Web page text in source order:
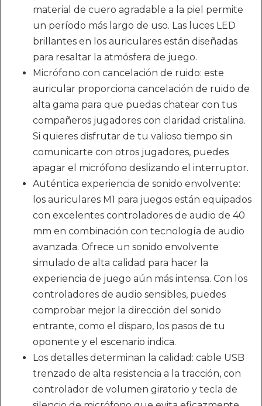
material de cuero agradable a la piel permite
un período más largo de uso. Las luces LED
brillantes en los auriculares están diseñadas
para resaltar la atmósfera de juego.
Micrófono con cancelación de ruido: este
auricular proporciona cancelación de ruido de
alta gama para que puedas chatear con tus
compañeros jugadores con claridad cristalina.
Si quieres disfrutar de tu valioso tiempo sin
comunicarte con otros jugadores, puedes
apagar el micrófono deslizando el interruptor.
Auténtica experiencia de sonido envolvente:
los auriculares M1 para juegos están equipados
con excelentes controladores de audio de 40
mm en combinación con tecnología de audio
avanzada. Ofrece un sonido envolvente
simulado de alta calidad para hacer la
experiencia de juego aún más intensa. Con los
controladores de audio sensibles, puedes
comprobar mejor la dirección del sonido
entrante, como el disparo, los pasos de tu
oponente y el escenario indica.
Los detalles determinan la calidad: cable USB
trenzado de alta resistencia a la tracción, con
controlador de volumen giratorio y tecla de